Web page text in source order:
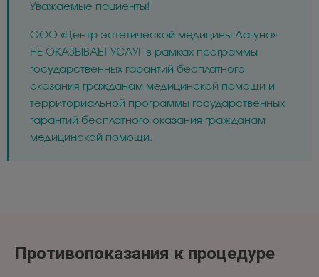
Уважаемые пациенты!
ООО «Центр эстетической медицины Лагуна»
НЕ ОКАЗЫВАЕТ УСЛУГ в рамках программы
государственных гарантий бесплатного
оказания гражданам медицинской помощи и
территориальной программы государственных
гарантий бесплатного оказания гражданам
медицинской помощи.
Противопоказания к процедуре